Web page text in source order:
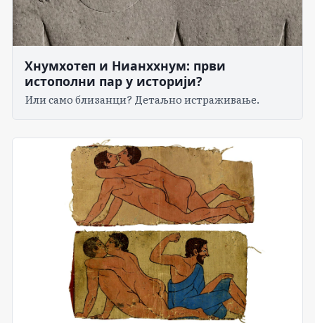
Хнумхотеп и Нианххнум: први
истополни пар у историји?
Или само близанци? Детаљно истраживање.